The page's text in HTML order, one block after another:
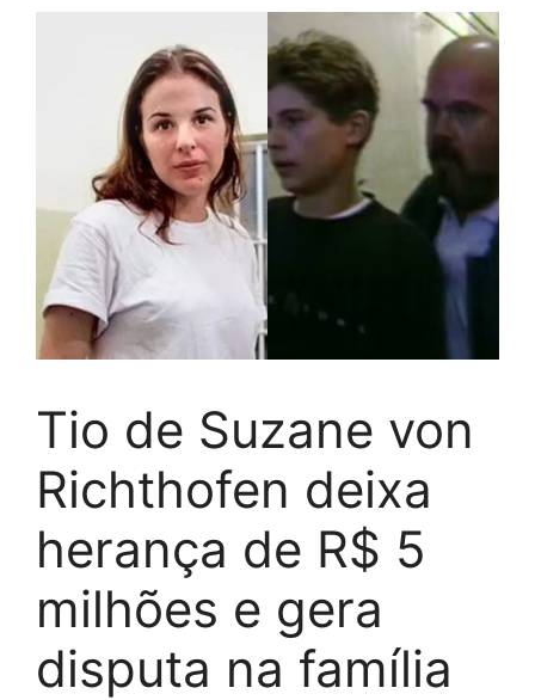
Tio de Suzane von
Richthofen deixa
herança de R$ 5
milhões e gera
disputa na família